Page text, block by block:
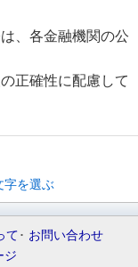
、各金融機関の公
正確性に配慮して
字を選ぶ
て
お問い合わせ
ジ